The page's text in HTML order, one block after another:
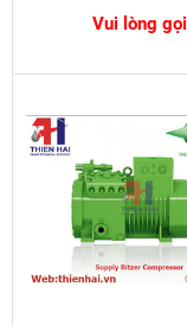
Vui lòng gọi